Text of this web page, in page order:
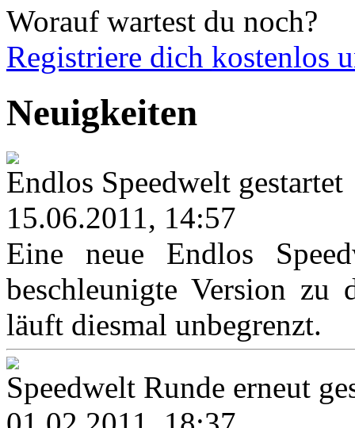
Worauf wartest du noch?
Registriere dich kostenlos
Neuigkeiten
Endlos Speedwelt gestartet
15.06.2011, 14:57
Eine neue Endlos
beschleunigte Version zu
läuft diesmal unbegrenzt.
Speedwelt Runde erneut